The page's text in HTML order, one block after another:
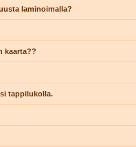
laminoimalla?
kaarta??
tappilukolla.